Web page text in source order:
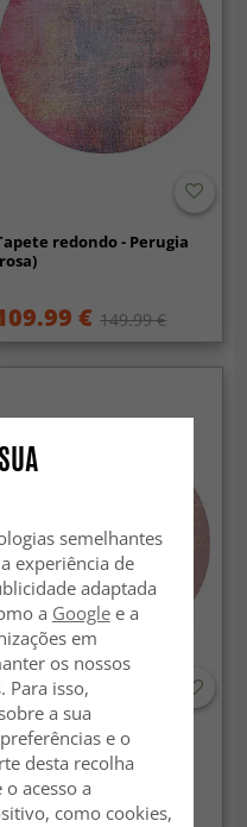
redondo - Perugia
€ 149.99 €
redondo - Nefta
€ 84.99 €
semelhantes
experiência de
adaptada
a Googlee a
em
os nossos
Para isso,
a sua
e o
desta recolha
acesso a
como cookies,